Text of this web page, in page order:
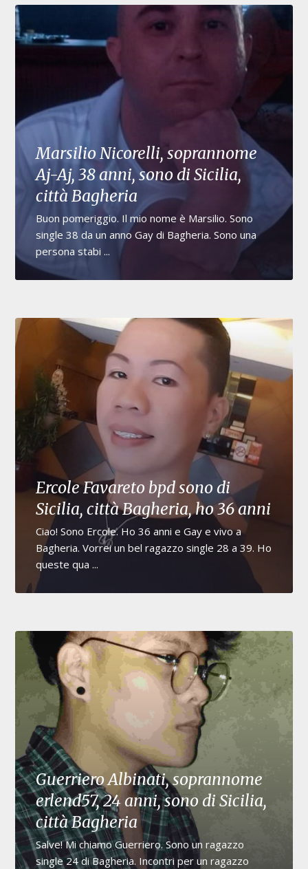
Marsilio Nicorelli, soprannome
Aj-Aj, 38 anni, sono di Sicilia,
città Bagheria
Buon pomeriggio. Il mio nome è Marsilio. Sono
single 38 da un anno Gay di Bagheria. Sono una
persona stabi ...
Ercole Favareto bpd sono di
Sicilia, città Bagheria, ho 36 anni
Ciao! Sono Ercole. Ho 36 anni e Gay e vivo a
Bagheria. Vorrei un bel ragazzo single 28 a 39. Ho
queste qua ...
Guerriero Albinati, soprannome
erlend57, 24 anni, sono di Sicilia,
città Bagheria
Salve! Mi chiamo Guerriero. Sono un ragazzo
single 24 di Bagheria. Incontri per un ragazzo